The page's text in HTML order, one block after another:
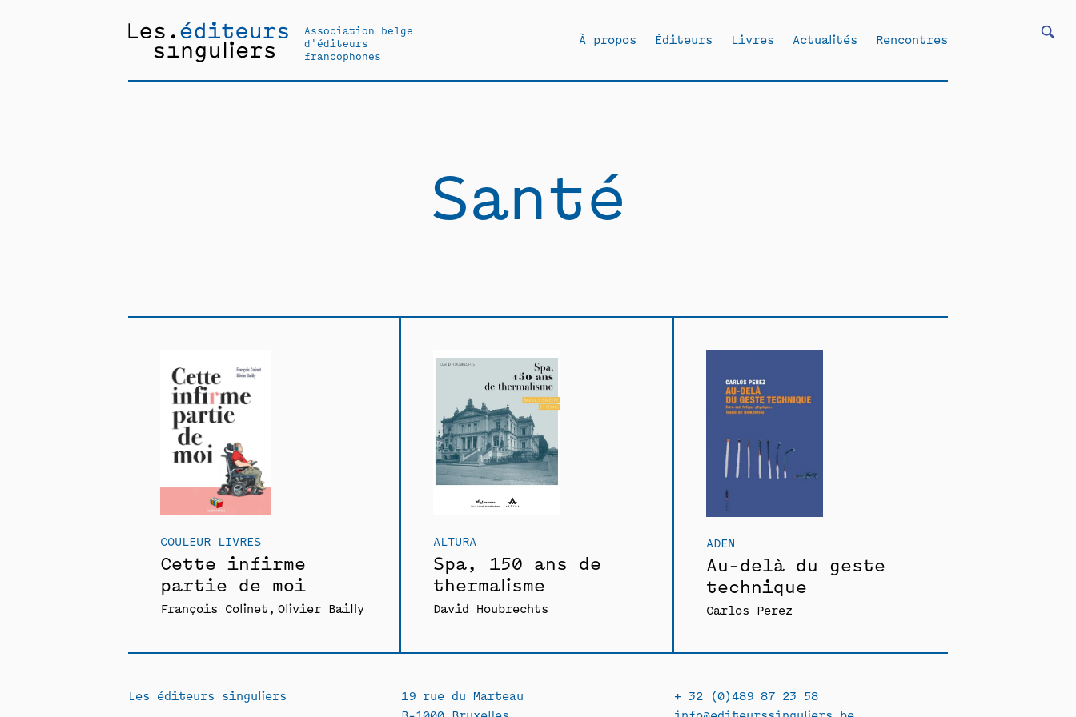
Association belge
d'éditeurs
francophones
À propos Éditeurs Livres Actualités Rencontres
Santé
COULEUR LIVRES
Cette infirme
partie de moi
François Colinet Olivier Bailly
ALTURA
Spa, 150 ans de
thermalisme
David Houbrechts
ADEN
Au-delà du geste
technique
Carlos Perez
Les éditeurs singuliers
19 rue du Marteau
+ 32 (0)489 87 23 58